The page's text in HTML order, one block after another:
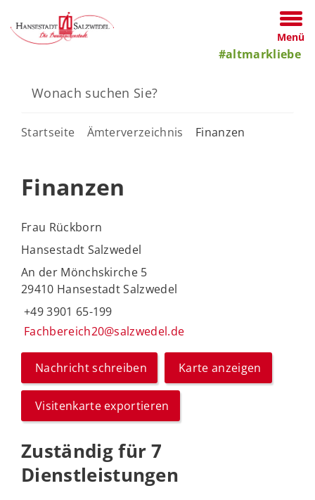
Menü
#altmarkliebe
Startseite Ämterverzeichnis Finanzen
Finanzen
Frau Rückborn
Hansestadt Salzwedel
An der Mönchskirche 5
29410 Hansestadt Salzwedel
+49 3901 65-199
Fachbereich20@salzwedel.de
Nachricht schreiben Karte anzeigen
Visitenkarte exportieren
Zuständig für 7
Dienstleistungen